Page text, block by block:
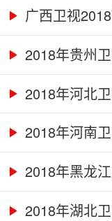
广西卫视
2018年贵州
2018年河北
2018年河南
2018年黑龙
2018年湖北